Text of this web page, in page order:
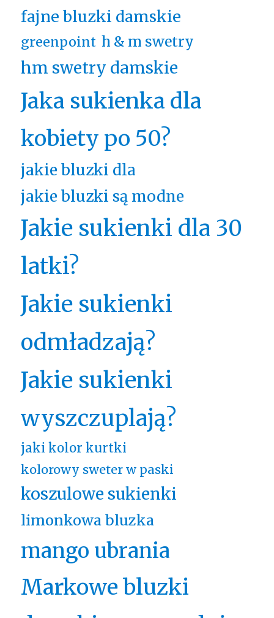
fajne bluzki damskie
greenpoint h & m swetry
hm swetry damskie
Jaka sukienka dla
kobiety po 50?
jakie bluzki dla
jakie bluzki są modne
Jakie sukienki dla 30
latki?
Jakie sukienki
odmładzają?
Jakie sukienki
wyszczuplają?
jaki kolor kurtki
kolorowy sweter w paski
koszulowe sukienki
limonkowa bluzka
mango ubrania
Markowe bluzki